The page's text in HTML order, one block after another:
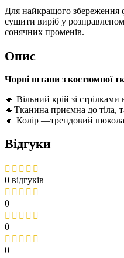
Для найкращого збереження
сушити виріб у
сонячних променів.
Опис
Чорні штани з костюмної
🔸 Вільний крій зі
🔸Тканина приємна до тіла,
🔸 Колір —трендовий
Відгуки
0 відгуків
0
0
0